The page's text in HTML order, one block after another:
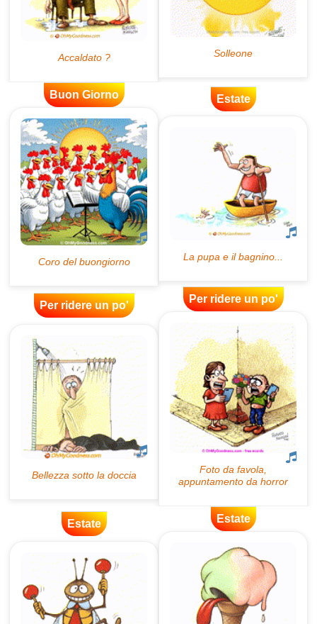
Buon Giorno Estate
Per ridere un po'
Per ridere un po'
Estate Estate